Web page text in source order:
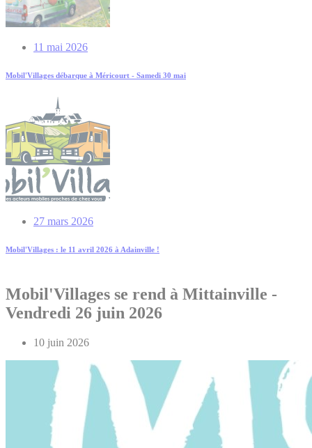
11 mai 2026
Mobil'Villages débarque à Méricourt - Samedi 30 mai
27 mars 2026
Mobil'Villages : le 11 avril 2026 à Adainville !
Mobil'Villages se rend à Mittainville -
Vendredi 26 juin 2026
10 juin 2026